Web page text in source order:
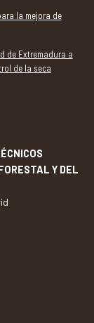
la mejora de
de Extremadura a
de la seca
Y DEL